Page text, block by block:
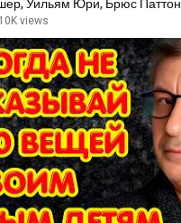
Уильям Юри, Брюс Паттон.
10K views